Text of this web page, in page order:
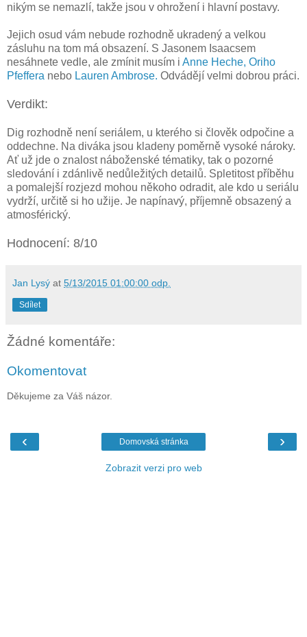
nikým se nemazlí, takže jsou v ohrožení i hlavní postavy.
Jejich osud vám nebude rozhodně ukradený a velkou
zásluhu na tom má obsazení. S Jasonem Isaacsem
nesáhnete vedle, ale zmínit musím i Anne Heche, Oriho
Pfeffera nebo Lauren Ambrose. Odvádějí velmi dobrou práci.
Verdikt:
Dig rozhodně není seriálem, u kterého si člověk odpočine a
oddechne. Na diváka jsou kladeny poměrně vysoké nároky.
Ať už jde o znalost náboženské tématiky, tak o pozorné
sledování i zdánlivě nedůležitých detailů. Spletitost příběhu
a pomalejší rozjezd mohou někoho odradit, ale kdo u seriálu
vydrží, určitě si ho užije. Je napínavý, příjemně obsazený a
atmosférický.
Hodnocení: 8/10
Jan Lysý at 5/13/2015 01:00:00 odp.
Sdílet
Žádné komentáře:
Okomentovat
Děkujeme za Váš názor.
‹ ›
Domovská stránka
Zobrazit verzi pro web